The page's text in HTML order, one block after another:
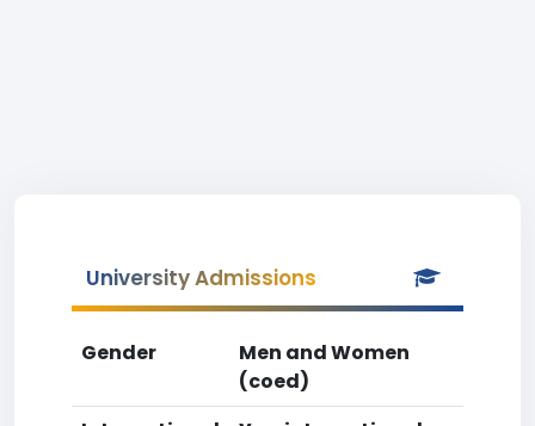
University Admissions
Gender
Men and Women
(coed)